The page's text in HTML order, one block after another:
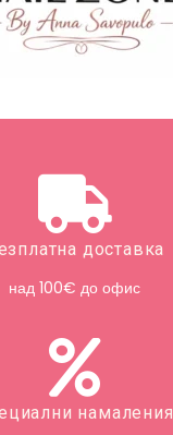
доставка
над 100€ до офис
намаления